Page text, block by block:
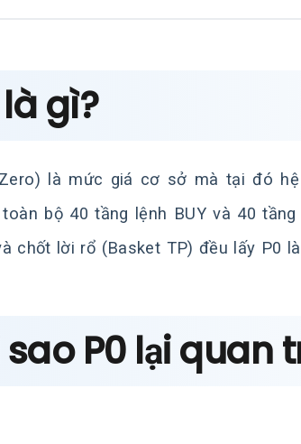
là gì?
là mức giá cơ sở mà tại đó
bộ 40 tầng lệnh BUY và 40
chốt lời rổ (Basket TP) đều lấy P0
sao P0 lại quan